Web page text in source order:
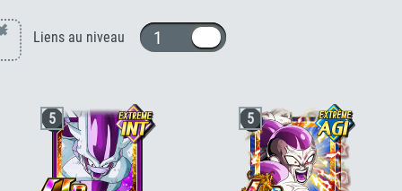
Liens au niveau 1 ou 10
5 5